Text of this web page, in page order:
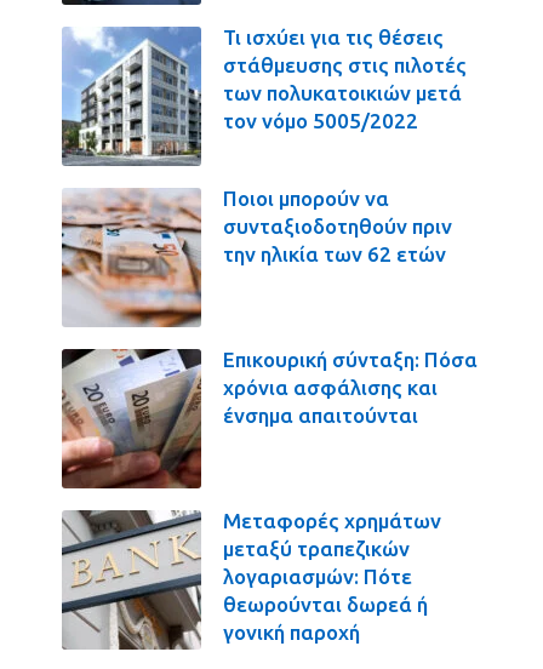
Τι ισχύει για τις θέσεις
στάθμευσης στις πιλοτές
των πολυκατοικιών μετά
τον νόμο 5005/2022
Ποιοι μπορούν να
συνταξιοδοτηθούν πριν
την ηλικία των 62 ετών
Επικουρική σύνταξη: Πόσα
χρόνια ασφάλισης και
ένσημα απαιτούνται
Μεταφορές χρημάτων
μεταξύ τραπεζικών
λογαριασμών: Πότε
θεωρούνται δωρεά ή
γονική παροχή